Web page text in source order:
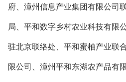
府、漳州信息产业集团有限公司
局、平和数字乡村农业科技有限
驻北京联络处、平和蜜柚产业联
限公司、漳州平和东湖农产品有